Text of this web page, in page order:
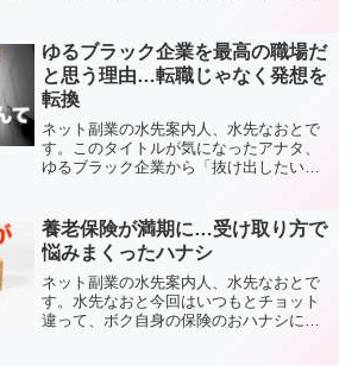
ますと…水先なおとふと気づけば、ボ
ク、来月でブログ始めて4年経...
ゆるブラック企業を最高の職場だ
と思う理由…転職じゃなく発想を
転換
ネット副業の水先案内人、水先なおとで
す。このタイトルが気になったアナタ、
ゆるブラック企業から「抜け出したい」
えていませんか？ちょっとお待ちを！水
先なおとボクは「ゆるブラ...
養老保険が満期に…受け取り方で
悩みまくったハナシ
ネット副業の水先案内人、水先なおとで
す。水先なおと今回はいつもとチョット
違って、ボク自身の保険のおハナシにな